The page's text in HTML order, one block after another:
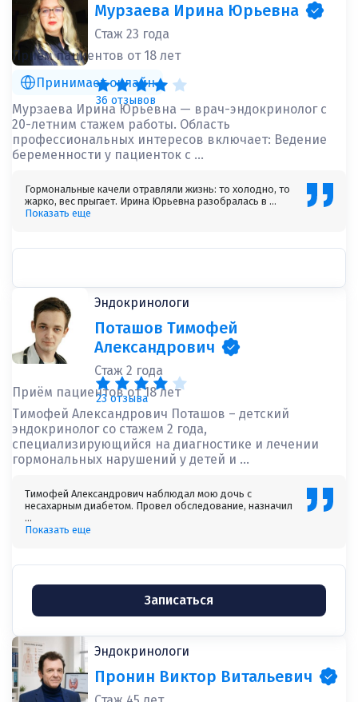
36 отзывов
Мурзаева Ирина Юрьевна
Стаж 23 года
Приём пациентов от 18 лет
Принимает онлайн
Мурзаева Ирина Юрьевна — врач-эндокринолог с
20-летним стажем работы. Область
профессиональных интересов включает: Ведение
беременности у пациенток с ...
Гормональные качели отравляли жизнь: то холодно, то
жарко, вес прыгает. Ирина Юрьевна разобралась в ...
Показать еще
23 отзыва
Эндокринологи
Поташов Тимофей
Александрович
Стаж 2 года
Приём пациентов от 18 лет
Тимофей Александрович Поташов – детский
эндокринолог со стажем 2 года,
специализирующийся на диагностике и лечении
гормональных нарушений у детей и ...
Тимофей Александрович наблюдал мою дочь с
несахарным диабетом. Провел обследование, назначил
...
Показать еще
Записаться
Эндокринологи
Пронин Виктор Витальевич